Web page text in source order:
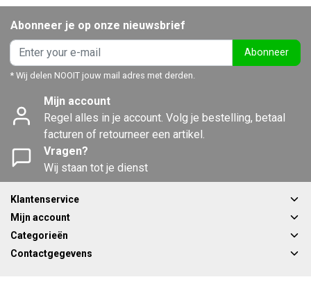
Abonneer je op onze nieuwsbrief
Abonneer
* Wij delen NOOIT jouw mail adres met derden.
Mijn account
Regel alles in je account. Volg je bestelling, betaal
facturen of retourneer een artikel.
Vragen?
Wij staan tot je dienst
Klantenservice
Mijn account
Categorieën
Contactgegevens